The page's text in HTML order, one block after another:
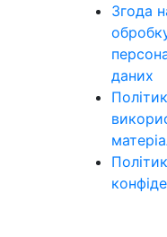
Згода
даних